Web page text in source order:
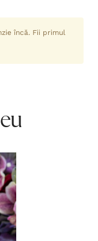
încă. Fii primul